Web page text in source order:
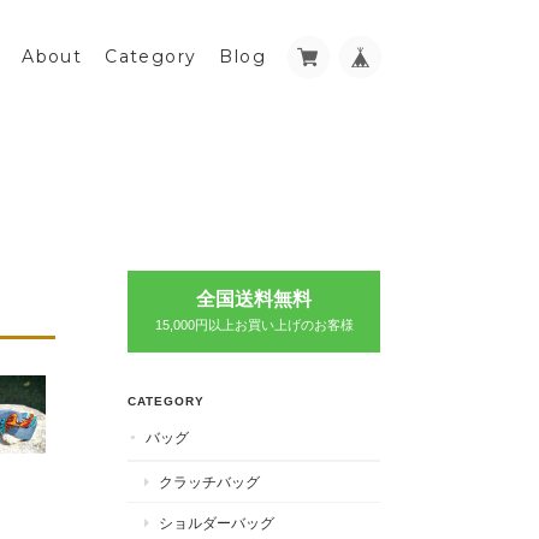
About Category Blog
全国送料無料
15,000円以上お買い上げのお客様
CATEGORY
バッグ
クラッチバッグ
ショルダーバッグ